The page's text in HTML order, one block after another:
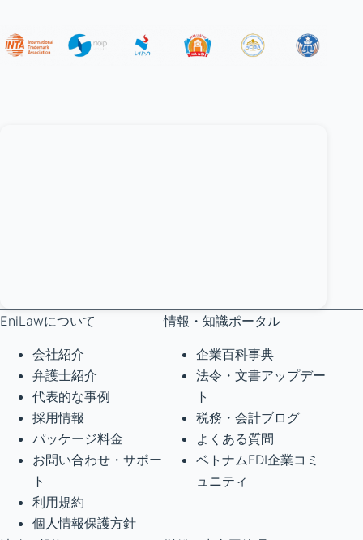
EniLawについて
会社紹介
弁護士紹介
代表的な事例
採用情報
パッケージ料金
お問い合わせ・サポー
ト
利用規約
個人情報保護方針
情報・知識ポータル
企業百科事典
法令・文書アップデー
ト
税務・会計ブログ
よくある質問
ベトナムFDI企業コミ
ュニティ